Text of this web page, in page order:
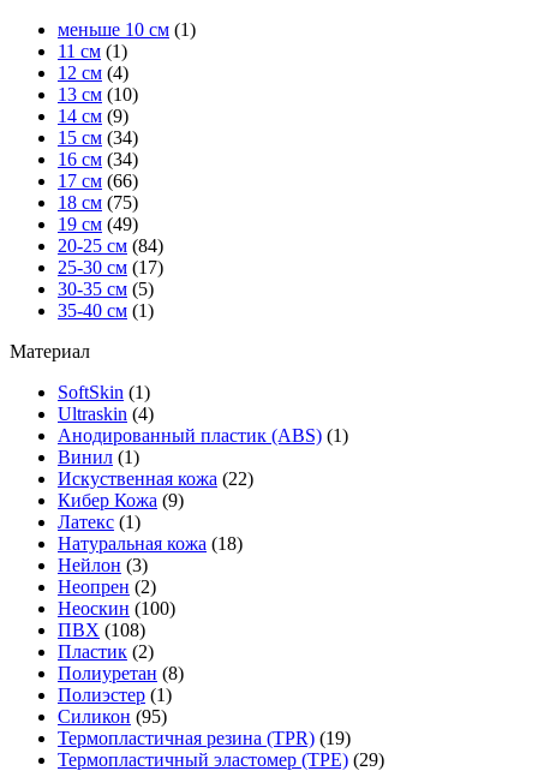
меньше 10 см (1)
11 см (1)
12 см (4)
13 см (10)
14 см (9)
15 см (34)
16 см (34)
17 см (66)
18 см (75)
19 см (49)
20-25 см (84)
25-30 см (17)
30-35 см (5)
35-40 см (1)
Материал
SoftSkin (1)
Ultraskin (4)
Анодированный пластик (ABS) (1)
Винил (1)
Искуственная кожа (22)
Кибер Кожа (9)
Латекс (1)
Натуральная кожа (18)
Нейлон (3)
Неопрен (2)
Неоскин (100)
ПВХ (108)
Пластик (2)
Полиуретан (8)
Полиэстер (1)
Силикон (95)
Термопластичная резина (TPR) (19)
Термопластичный эластомер (TPE) (29)